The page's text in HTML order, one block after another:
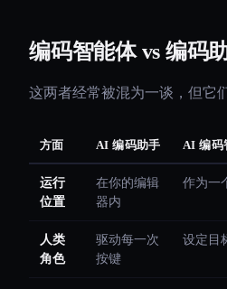
编码智能体 vs 编码
这两者经常被混为一谈，但它
方面 AI 编码助手 AI 编码
运行
位置
在你的编辑
器内
作为一
人类
角色
驱动每一次
按键
设定目